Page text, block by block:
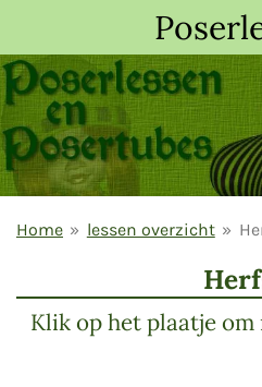
direct
naar
de
hoofdinhoud
Home » lessen overzicht »
Klik op het plaatje om